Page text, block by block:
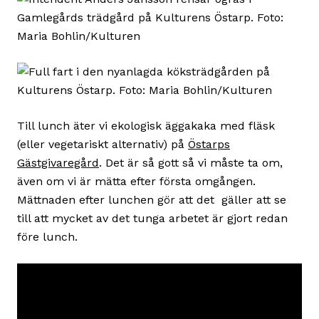
Till lunch äter vi ekologisk äggakaka med fläsk
(eller vegetariskt alternativ) på Östarps
Gästgivaregård. Det är så gott så vi måste ta om,
även om vi är mätta efter första omgången.
Mättnaden efter lunchen gör att det gäller att se
till att mycket av det tunga arbetet är gjort redan
före lunch.